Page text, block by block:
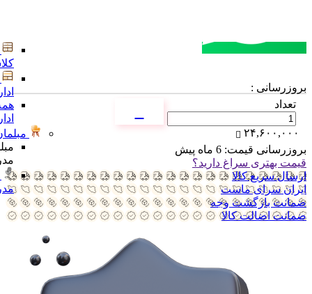
بروزرسانی :
تعداد
۲۴,۶۰۰,۰۰۰
بروزرسانی قیمت: 6 ماه پیش
قیمت بهتری سراغ دارید؟
ارسال سریع کالا
ایران سرای ماست
ضمانت بازگشت وجه
ضمانت اضالت کالا